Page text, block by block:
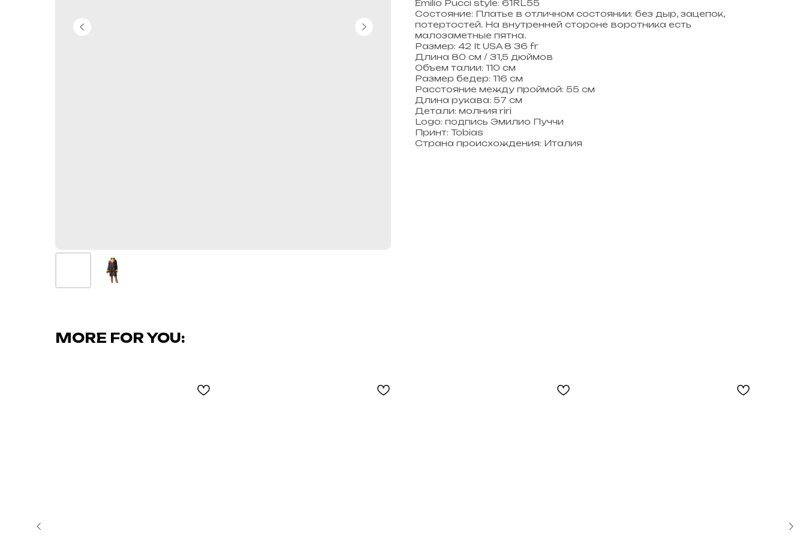
Emilio Pucci style: 61RL55
Состояние: Платье в отличном состоянии: без дыр, зацепок,
потертостей. На внутренней стороне воротника есть
малозаметные пятна.
Размер: 42 It USA 8 36 fr
Длина 80 см / 31,5 дюймов
Объем талии: 110 см
Размер бедер: 116 см
Расстояние между проймой: 55 см
Длина рукава: 57 см
Детали: молния riri
Logo: подпись Эмилио Пуччи
Принт: Tobias
Страна происхождения: Италия
MORE FOR YOU: